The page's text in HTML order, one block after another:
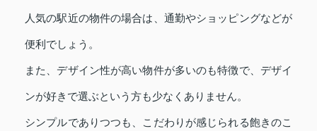
人気の駅近の物件の場合は、通勤やショッピングなどが
便利でしょう。
また、デザイン性が高い物件が多いのも特徴で、デザイ
ンが好きで選ぶという方も少なくありません。
シンプルでありつつも、こだわりが感じられる飽きのこ